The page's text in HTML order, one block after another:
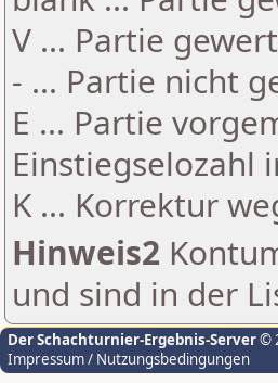
V ... Partie
- ... Partie nicht
E ... Partie
Einstiegselozahl
K ... Korrektur
Hinweis2
und sind in der
Der Schachturnier-Ergebnis-Server©
Impressum / Nutzungsbedingungen